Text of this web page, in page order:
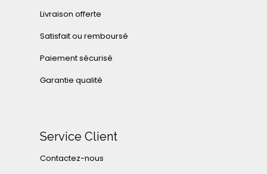
Livraison offerte
Satisfait ou remboursé
Paiement sécurisé
Garantie qualité
Service Client
Contactez-nous